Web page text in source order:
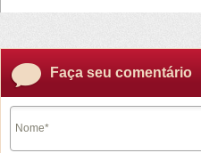
Faça seu comentário